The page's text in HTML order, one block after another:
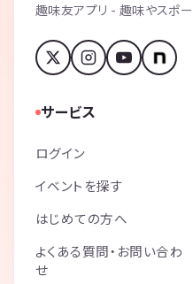
趣味友アプリ - 趣味やスポー
サービス
ログイン
イベントを探す
はじめての方へ
よくある質問・お問い合わ
せ